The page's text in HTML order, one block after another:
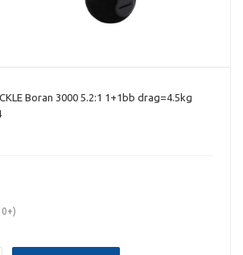
Boran 3000 5.2:1 1+1bb drag=4.5kg